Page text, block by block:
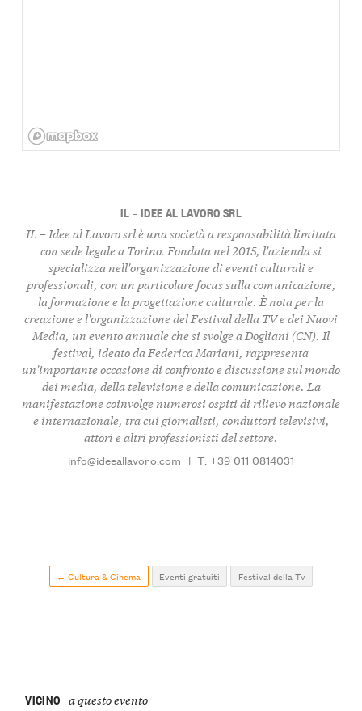
IL – IDEE AL LAVORO SRL
IL – Idee al Lavoro srlè una società a responsabilità limitata
con sede legale a Torino. Fondata nel 2015, l'azienda si
specializza nell'organizzazione di eventi culturali e
professionali, con un particolare focus sulla comunicazione,
la formazione e la progettazione culturale. È nota per la
creazione e l'organizzazione delFestival della TV e dei Nuovi
Media, un evento annuale che si svolge a Dogliani (CN). Il
festival, ideato daFederica Mariani, rappresenta
un'importante occasione di confronto e discussione sul mondo
dei media, della televisione e della comunicazione. La
manifestazione coinvolge numerosi ospiti di rilievo nazionale
e internazionale, tra cui giornalisti, conduttori televisivi,
attori e altri professionisti del settore.
info@ideeallavoro.com | T: +39 011 0814031
← Cultura & Cinema Eventi gratuiti Festival della Tv
VICINO a questo evento